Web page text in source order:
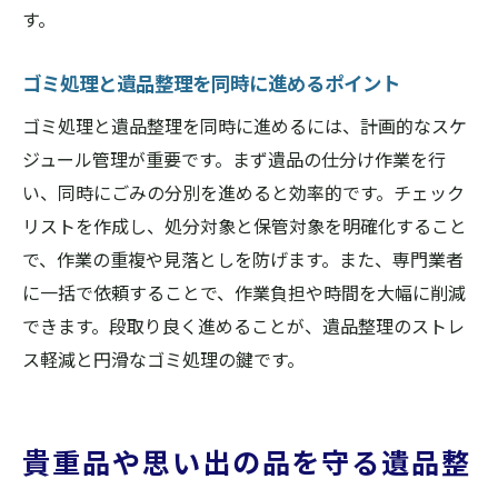
す。
ゴミ処理と遺品整理を同時に進めるポイント
ゴミ処理と遺品整理を同時に進めるには、計画的なスケ
ジュール管理が重要です。まず遺品の仕分け作業を行
い、同時にごみの分別を進めると効率的です。チェック
リストを作成し、処分対象と保管対象を明確化すること
で、作業の重複や見落としを防げます。また、専門業者
に一括で依頼することで、作業負担や時間を大幅に削減
できます。段取り良く進めることが、遺品整理のストレ
ス軽減と円滑なゴミ処理の鍵です。
貴重品や思い出の品を守る遺品整